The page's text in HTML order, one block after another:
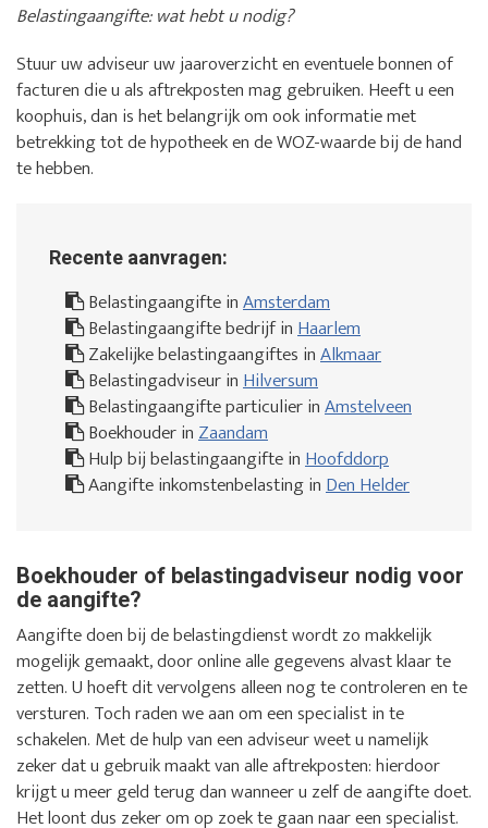
Belastingaangifte: wat hebt u nodig?
Stuur uw adviseur uw jaaroverzicht en eventuele bonnen of
facturen die u als aftrekposten mag gebruiken. Heeft u een
koophuis, dan is het belangrijk om ook informatie met
betrekking tot de hypotheek en de WOZ-waarde bij de hand
te hebben.
Recente aanvragen:
Belastingaangifte inAmsterdam
Belastingaangifte bedrijf inHaarlem
Zakelijke belastingaangiftes inAlkmaar
Belastingadviseur inHilversum
Belastingaangifte particulier inAmstelveen
Boekhouder inZaandam
Hulp bij belastingaangifte inHoofddorp
Aangifte inkomstenbelasting inDen Helder
Boekhouder of belastingadviseur nodig voor
de aangifte?
Aangifte doen bij de belastingdienst wordt zo makkelijk
mogelijk gemaakt, door online alle gegevens alvast klaar te
zetten. U hoeft dit vervolgens alleen nog te controleren en te
versturen. Toch raden we aan om een specialist in te
schakelen. Met de hulp van een adviseur weet u namelijk
zeker dat u gebruik maakt van alle aftrekposten: hierdoor
krijgt u meer geld terug dan wanneer u zelf de aangifte doet.
Het loont dus zeker om op zoek te gaan naar een specialist.